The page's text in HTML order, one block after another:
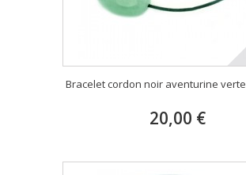
Bracelet cordon noir aventurine
20,00 €